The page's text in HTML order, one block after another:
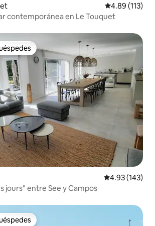
Calificación
4.89 (113)
contemporánea en Le Touquet
Calificación
4.93 (143)
jours" entre See y Campos